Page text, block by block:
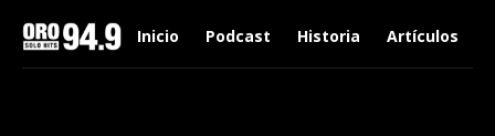
Inicio Podcast Historia Artículos